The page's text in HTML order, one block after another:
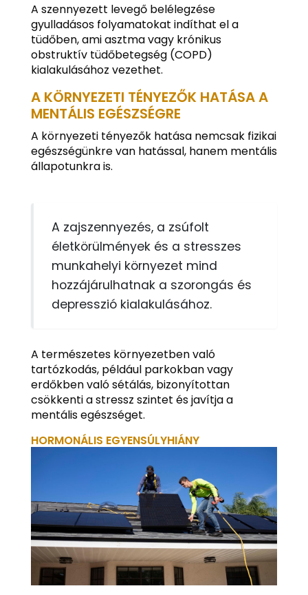
A szennyezett levegő belélegzése
gyulladásos folyamatokat indíthat el a
tüdőben, ami asztma vagy krónikus
obstruktív tüdőbetegség (COPD)
kialakulásához vezethet.
A KÖRNYEZETI TÉNYEZŐK HATÁSA A
MENTÁLIS EGÉSZSÉGRE
A környezeti tényezők hatása nemcsak fizikai
egészségünkre van hatással, hanem mentális
állapotunkra is.
A zajszennyezés, a zsúfolt
életkörülmények és a stresszes
munkahelyi környezet mind
hozzájárulhatnak a szorongás és
depresszió kialakulásához.
A természetes környezetben való
tartózkodás, például parkokban vagy
erdőkben való sétálás, bizonyítottan
csökkenti a stressz szintet és javítja a
mentális egészséget.
HORMONÁLIS EGYENSÚLYHIÁNY